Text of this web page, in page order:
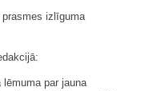
izlīguma
par jauna